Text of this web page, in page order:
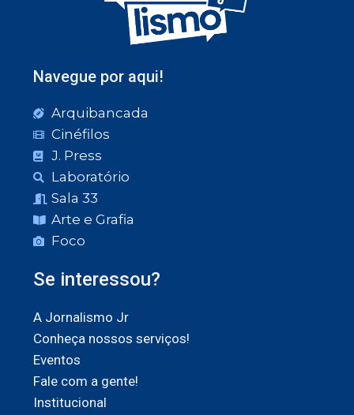
Navegue por aqui!
Arquibancada
Cinéfilos
J. Press
Laboratório
Sala 33
Arte e Grafia
Foco
Se interessou?
A Jornalismo Jr
Conheça nossos serviços!
Eventos
Fale com a gente!
Institucional